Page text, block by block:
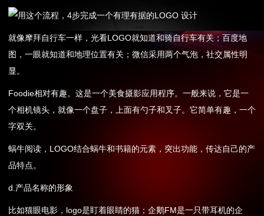
就像摩拜自行车一样，光看LOGO就知道和骑自行车有关；百度地
图，一眼就知道和地理位置有关；微信采用两个气泡，社交属性明
显。
Foodie相对有趣。这是一个美食摄影应用程序。一般来说，它是一
个相机镜头，就像一个盘子，上面有勺子和叉子。它简单有趣，一个
字双关。
蜗牛阅读，LOGO结合蜗牛和书籍的元素，突出功能，传达自己的产
品特点。
d.产品名称的形象
比如猫眼电影，logo是盯着眼睛的猫；企鹅FM是一只带耳机的企